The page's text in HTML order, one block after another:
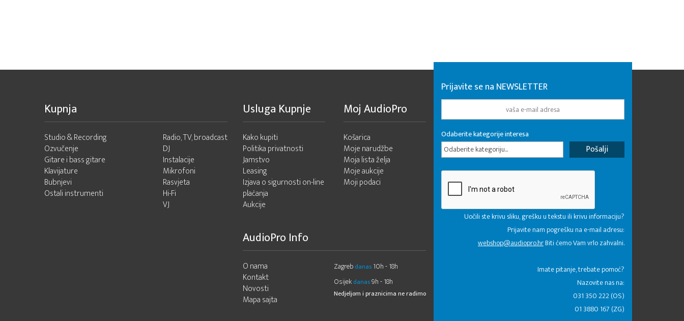
Kupnja
Studio & Recording
Ozvučenje
Gitare i bass gitare
Klavijature
Bubnjevi
Ostali instrumenti
Radio, TV, broadcast
DJ
Instalacije
Mikrofoni
Rasvjeta
Hi-Fi
VJ
Usluga Kupnje
Kako kupiti
Politika privatnosti
Jamstvo
Leasing
Izjava o sigurnosti on-line
plaćanja
Aukcije
Moj AudioPro
Košarica
Moje narudžbe
Moja lista želja
Moje aukcije
Moji podaci
AudioPro Info
O nama
Kontakt
Novosti
Mapa sajta
Zagreb danas 10h - 18h
Osijek danas9h - 18h
Nedjeljom i praznicima ne radimo
Prijavite se na NEWSLETTER
Odaberite kategorije interesa
Odaberite kategoriju...
Uočili ste krivu sliku, grešku u tekstu ili krivu informaciju?
Prijavite nam pogrešku na e-mail adresu:
webshop@audiopro.hrBiti ćemo Vam vrlo zahvalni.
​Imate pitanje, trebate pomoć?
Nazovite nas na:
031 350 222 (OS)
01 3880 167 (ZG)